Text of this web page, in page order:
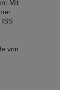
Mit
ISS
von